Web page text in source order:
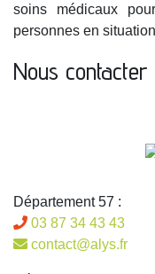
soins médicaux
personnes en
Nous contacter
Département 57 :
03 87 34 43 43
contact@alys.fr